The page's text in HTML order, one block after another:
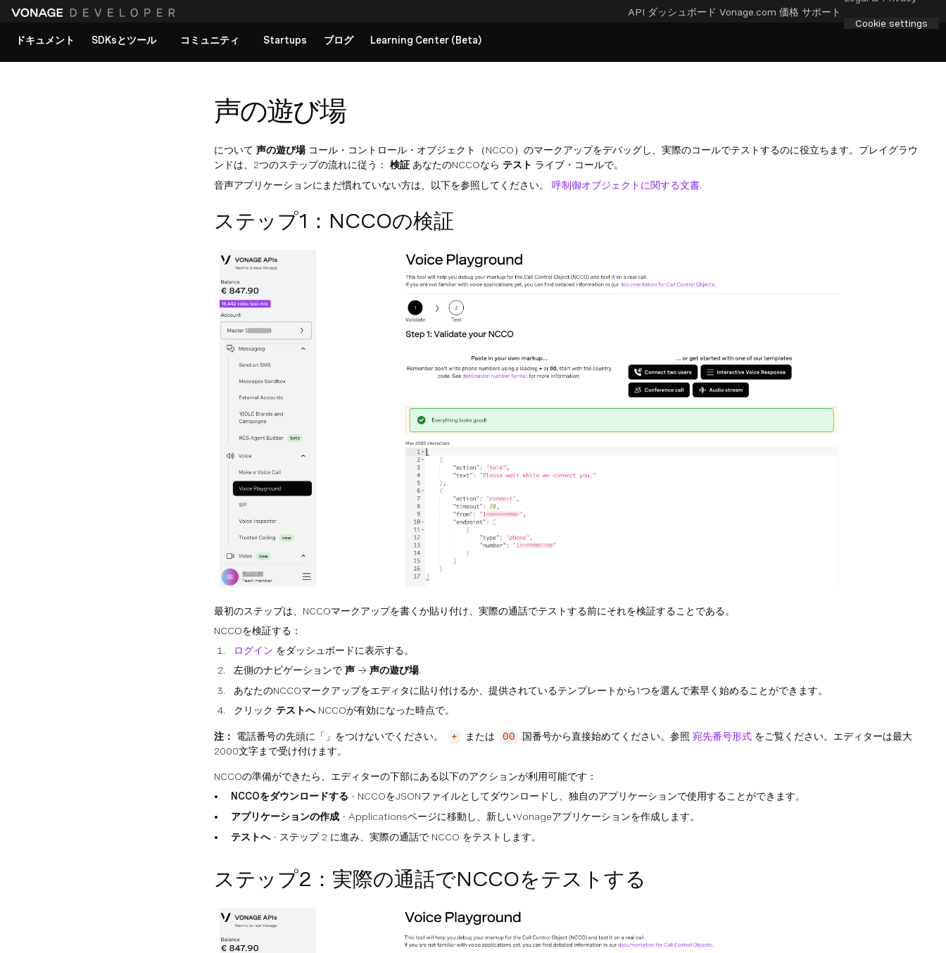
API ダッシュボード Vonage.com 価格 サポート
Cookie settings
ドキュメント
SDKsとツール コミュニティ Startups ブログ Learning Center (Beta)
声の遊び場
について 声の遊び場コール・コントロール・オブジェクト（NCCO）のマークアップをデバッグし、実際のコールでテストするのに役立ちます。プレイグラウ
ンドは、2つのステップの流れに従う： 検証 あなたのNCCOなら テスト ライブ・コールで。
音声アプリケーションにまだ慣れていない方は、以下を参照してください。 呼制御オブジェクトに関する文書.
ステップ1：NCCOの検証
最初のステップは、NCCOマークアップを書くか貼り付け、実際の通話でテストする前にそれを検証することである。
NCCOを検証する：
ログイン をダッシュボードに表示する。
左側のナビゲーションで 声 → 声の遊び場.
あなたのNCCOマークアップをエディタに貼り付けるか、提供されているテンプレートから1つを選んで素早く始めることができます。
クリック テストへNCCOが有効になった時点で。
注： 電話番号の先頭に「」をつけないでください。 + または 00 .国番号から直接始めてください。参照 宛先番号形式 をご覧ください。エディターは最大
2000文字まで受け付けます。
NCCOの準備ができたら、エディターの下部にある以下のアクションが利用可能です：
NCCOをダウンロードする - NCCOをJSONファイルとしてダウンロードし、独自のアプリケーションで使用することができます。
アプリケーションの作成 - Applicationsページに移動し、新しいVonageアプリケーションを作成します。
テストへ- ステップ 2 に進み、実際の通話で NCCO をテストします。
ステップ2：実際の通話でNCCOをテストする